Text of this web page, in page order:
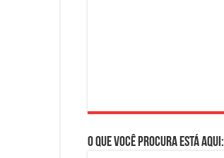
O que você procura está aqui: